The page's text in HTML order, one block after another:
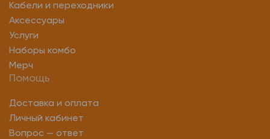
Кабели и переходники
Аксессуары
Услуги
Наборы комбо
Мерч
Помощь
Доставка и оплата
Личный кабинет
Вопрос — ответ